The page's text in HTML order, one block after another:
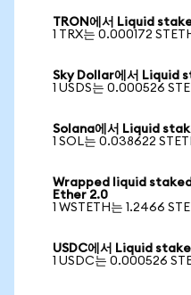
TRON에서 Liquid
1 TRX는 0.000172
Sky Dollar에서 Liquid
1 USDS는 0.000526
Solana에서 Liquid
1 SOL는 0.038622
Wrapped liquid
Ether 2.0
1 WSTETH는 1.2466
USDC에서 Liquid
1 USDC는 0.000526